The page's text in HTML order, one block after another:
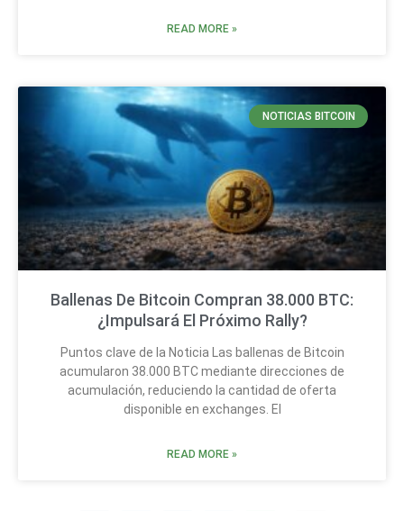
READ MORE »
NOTICIAS BITCOIN
Ballenas De Bitcoin Compran 38.000 BTC:
¿Impulsará El Próximo Rally?
Puntos clave de la Noticia Las ballenas de Bitcoin
acumularon 38.000 BTC mediante direcciones de
acumulación, reduciendo la cantidad de oferta
disponible en exchanges. El
READ MORE »